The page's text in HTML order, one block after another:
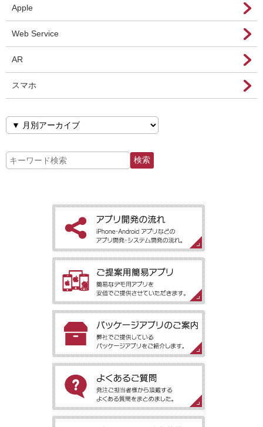
Apple
Web Service
AR
スマホ
［アプリ開発の流れ］iPhone・Android アプリなどのアプリ開
発・システム開発の流れ。
［ご提案用簡易アプリ］簡易なデモ用アプリを安価でご提供させ
ていただきます。
［パッケージアプリのご案内］弊社でご提供しているパッケージ
アプリをご紹介します。
［よくあるご質問］発注ご担当者様から頂戴するよくある質問を